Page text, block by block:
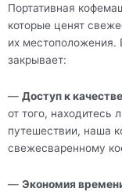
Портативная
которые ценят
их местоположения.
закрывает:
— Доступ к
от того, находитесь
путешествии, наша
свежесваренному
— Экономия